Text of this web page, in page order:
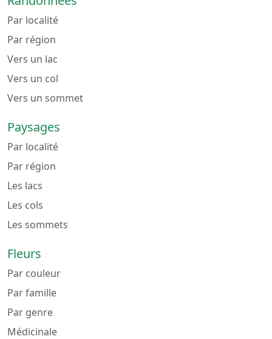
Par localité
Par région
Vers un lac
Vers un col
Vers un sommet
Paysages
Par localité
Par région
Les lacs
Les cols
Les sommets
Fleurs
Par couleur
Par famille
Par genre
Médicinale